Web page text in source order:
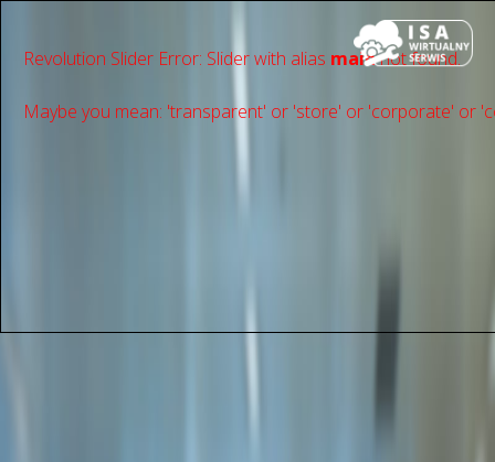
Revolution Slider Error: Slider with alias mainnot found.
Maybe you mean: 'transparent' or 'store' or 'сorporate' or